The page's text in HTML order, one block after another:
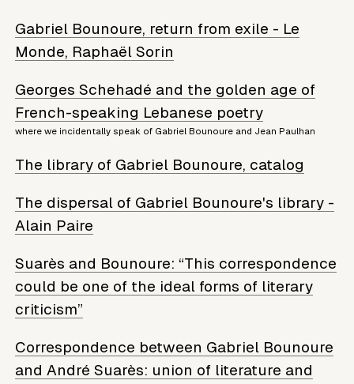
Gabriel Bounoure, return from exile - Le
Monde, Raphaël Sorin
Georges Schehadé and the golden age of
French-speaking Lebanese poetry
where we incidentally speak of Gabriel Bounoure and Jean Paulhan
The library of Gabriel Bounoure, catalog
The dispersal of Gabriel Bounoure's library -
Alain Paire
Suarès and Bounoure: “This correspondence
could be one of the ideal forms of literary
criticism”
Correspondence between Gabriel Bounoure
and André Suarès: union of literature and